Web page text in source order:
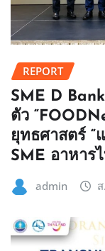
REPORT
SME D
ตัว
ยุทธศาสตร์ “
SME อาหาร
admin